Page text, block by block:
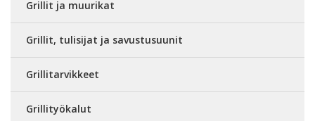
Grillit ja muurikat
Grillit, tulisijat ja savustusuunit
Grillitarvikkeet
Grillityökalut